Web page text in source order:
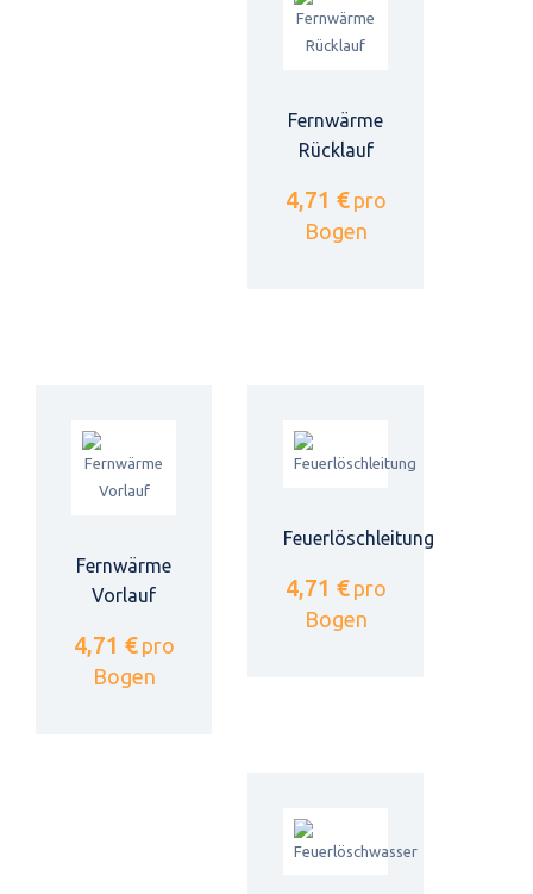
Fernwärme
Rücklauf
4,71 € pro
Bogen
Fernwärme
Vorlauf
4,71 € pro
Bogen
Feuerlöschleitung
4,71 € pro
Bogen